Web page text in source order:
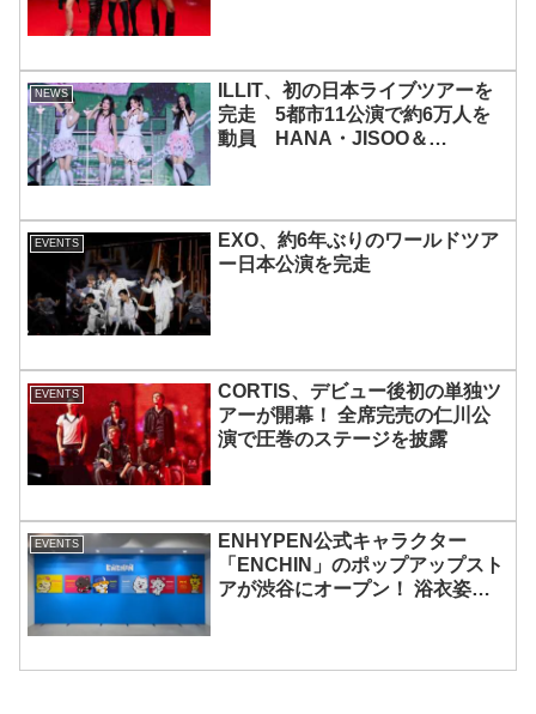
NEWS
ILLIT、初の日本ライブツアーを
完走 5都市11公演で約6万人を
動員 HANA・JISOO＆
EVENTS
EXO、約6年ぶりのワールドツア
ー日本公演を完走
EVENTS
CORTIS、デビュー後初の単独ツ
アーが開幕！ 全席完売の仁川公
演で圧巻のステージを披露
EVENTS
ENHYPEN公式キャラクター
「ENCHIN」のポップアップスト
アが渋谷にオープン！ 浴衣姿の